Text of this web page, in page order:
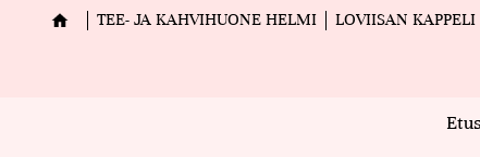
TEE- JA KAHVIHUONE HELMI LOVIISAN KAPPELI